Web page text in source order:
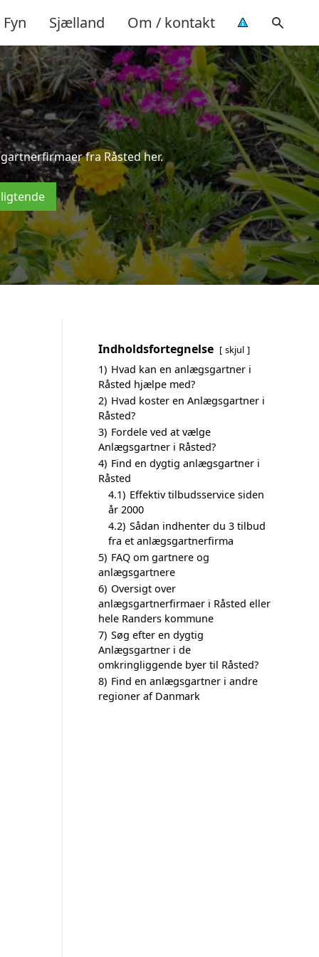
Fyn Sjælland Om / kontakt
fra Råsted her.
Indholdsfortegnelse skjul
1) Hvad kan en anlægsgartner i
Råsted hjælpe med?
2) Hvad koster en Anlægsgartner i
Råsted?
3) Fordele ved at vælge
Anlægsgartner i Råsted?
4) Find en dygtig anlægsgartner i
Råsted
4.1) Effektiv tilbudsservice siden
år 2000
4.2) Sådan indhenter du 3 tilbud
fra et anlægsgartnerfirma
5) FAQ om gartnere og
anlægsgartnere
6) Oversigt over
anlægsgartnerfirmaer i Råsted eller
hele Randers kommune
7) Søg efter en dygtig
Anlægsgartner i de
omkringliggende byer til Råsted?
8) Find en anlægsgartner i andre
regioner af Danmark